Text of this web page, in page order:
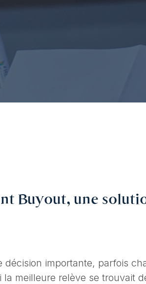
Buyout, une
importante, parfois
la meilleure relève se trouvait